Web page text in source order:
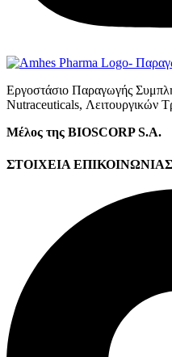
Εργοστάσιο Παραγωγής
Νutraceuticals, Λειτουργικών
Μέλος της BIOSCORP S.A.
ΣΤΟΙΧΕΙΑ ΕΠΙΚΟΙΝΩΝΙΑΣ